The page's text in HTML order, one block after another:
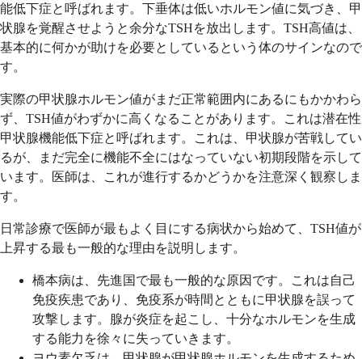
能低下症と呼ばれます。下垂体は低いホルモン値に気づき、甲
状腺を覚醒させようと余分なTSHを放出します。TSH高値は、
基本的に何かが助けを必要としているという体のサインなので
す。
実際の甲状腺ホルモン値がまだ正常範囲内にあるにもかかわら
ず、TSH値がわずかに高くなることがあります。これは潜在性
甲状腺機能低下症と呼ばれます。これは、甲状腺が苦戦してい
るが、まだ完全に機能不全にはなっていない初期段階を示して
います。医師は、これが進行するかどうかを注意深く観察しま
す。
日常診療で医師が最もよく目にする病状から始めて、TSH値が
上昇する最も一般的な理由を説明します。
橋本病は、先進国で最も一般的な原因です。これは自己
免疫疾患であり、免疫系が時間とともに甲状腺を誤って
攻撃します。腺が炎症を起こし、十分なホルモンを生成
する能力を徐々に失っていきます。